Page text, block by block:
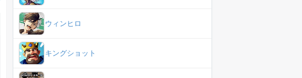
ウィンヒロ
キングショット